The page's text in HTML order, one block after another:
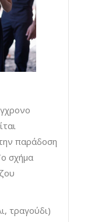
παράδοση
σχήμα
τραγούδι)